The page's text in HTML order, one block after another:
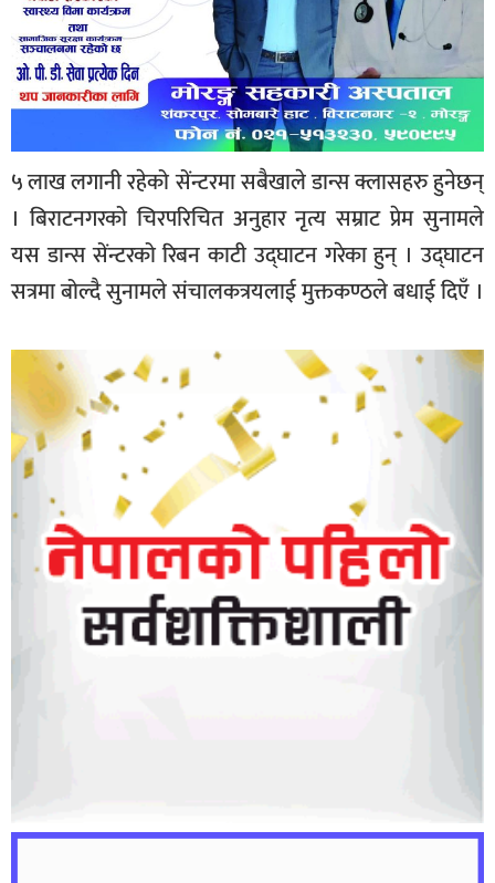
५ लाख लगानी रहेको सेंन्टरमा सबैखाले डान्स क्लासहरु हुनेछन्
। बिराटनगरको चिरपरिचित अनुहार नृत्य सम्राट प्रेम सुनामले
यस डान्स सेंन्टरको रिबन काटी उद्घाटन गरेका हुन् । उद्घाटन
सत्रमा बोल्दै सुनामले संचालकत्रयलाई मुक्तकण्ठले बधाई दिएँ ।